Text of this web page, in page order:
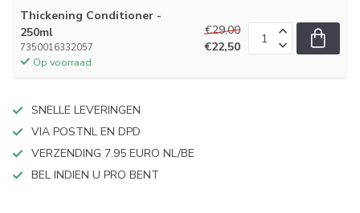
Thickening Conditioner -
250ml
7350016332057
Op voorraad
€29,00
€22,50
SNELLE LEVERINGEN
VIA POSTNL EN DPD
VERZENDING 7.95 EURO NL/BE
BEL INDIEN U PRO BENT